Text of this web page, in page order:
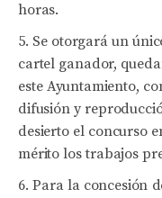
horas.
Se otorgará un
cartel ganador,
este Ayuntamiento,
difusión y
desierto el concurso
mérito los trabajos
Para la concesión